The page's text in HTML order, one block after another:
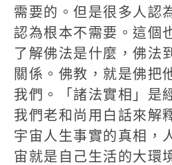
需要的。但是很多人認
認為根本不需要。這個
了解佛法是什麼，佛法
關係。佛教，就是佛把
我們。「諸法實相」是
我們老和尚用白話來解
宇宙人生事實的真相，
宙就是自己生活的大環